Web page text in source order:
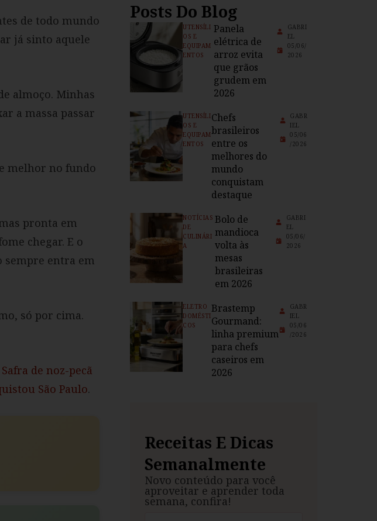
de todo mundo
já sinto aquele
almoço. Minhas
a massa passar
melhor no fundo
pronta em
chegar. E o
entra em
só por cima.
Safra de noz-pecã
São Paulo.
Posts Do Blog
UTENSÍLI
OS E
EQUIPAM
ENTOS
Panela
elétrica de
arroz evita
que grãos
grudem em
2026
GABRI
EL
05/06/
2026
UTENSÍLI
OS E
EQUIPAM
ENTOS
Chefs
brasileiros
entre os
melhores do
mundo
conquistam
destaque
GABR
IEL
05/06
/2026
NOTÍCIAS
DE
CULINÁRI
A
Bolo de
mandioca
volta às
mesas
brasileiras
em 2026
GABRI
EL
05/06/
2026
ELETRO
DOMÉSTI
COS
Brastemp
Gourmand:
linha premium
para chefs
caseiros em
2026
GABR
IEL
05/06
/2026
Receitas E Dicas
Semanalmente
Novo conteúdo para você
aproveitar e aprender toda
semana, confira!